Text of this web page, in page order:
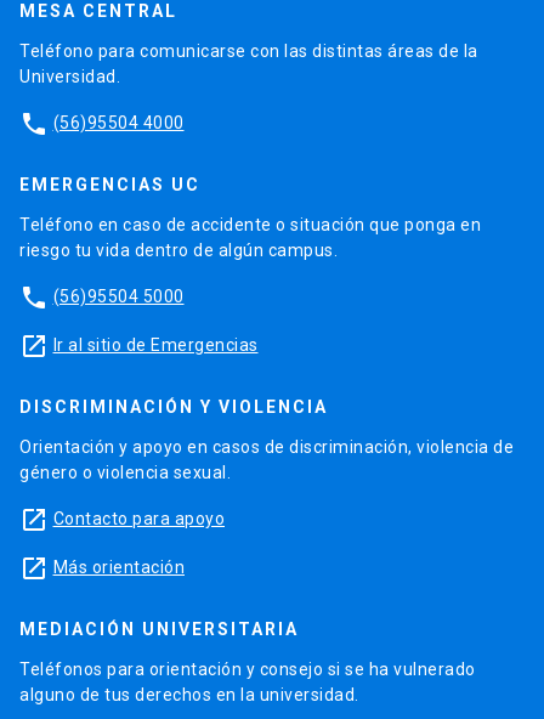
MESA CENTRAL
Teléfono para comunicarse con las distintas áreas de la
Universidad.
phone (56)95504 4000
EMERGENCIAS UC
Teléfono en caso de accidente o situación que ponga en
riesgo tu vida dentro de algún campus.
phone (56)95504 5000
launch Ir al sitio de Emergencias
DISCRIMINACIÓN Y VIOLENCIA
Orientación y apoyo en casos de discriminación, violencia de
género o violencia sexual.
launch Contacto para apoyo
launch Más orientación
MEDIACIÓN UNIVERSITARIA
Teléfonos para orientación y consejo si se ha vulnerado
alguno de tus derechos en la universidad.